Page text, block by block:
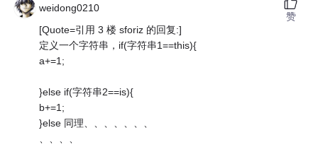
weidong0210
[Quote=引用 3 楼 sforiz 的回复:]
定义一个字符串，if(字符串1==this){
a+=1;
}else if(字符串2==is){
b+=1;
}else 同理、、、、、、、
赞